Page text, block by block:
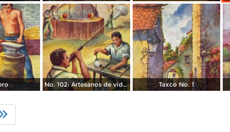
No. 102: Artesanos de vidrio Taxco No. 1